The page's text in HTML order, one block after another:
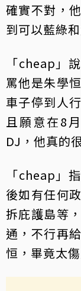
確實不對，
到可以藍綠
「cheap」
罵他是朱學
車子停到人
且願意在8
DJ，他真的
「cheap」
後如有任何
拆庇護島等
通，不行再
恒，畢竟太傷